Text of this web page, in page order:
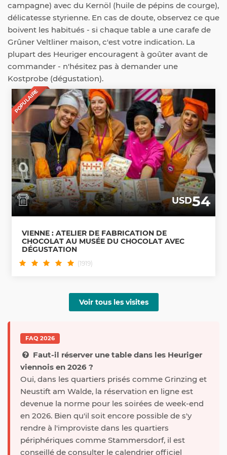
campagne) avec du Kernöl (huile de pépins de courge),
délicatesse styrienne. En cas de doute, observez ce que
boivent les habitués - si chaque table a une carafe de
Grûner Veltliner maison, c'est votre indication. La
plupart des Heuriger encouragent à goûter avant de
commander - n'hésitez pas à demander une
Kostprobe (dégustation).
POPULAIRE
USD54
VIENNE : ATELIER DE FABRICATION DE
CHOCOLAT AU MUSÉE DU CHOCOLAT AVEC
DÉGUSTATION
(1919)
Voir tous les visites
FAQ 2026
Faut-il réserver une table dans les Heuriger
viennois en 2026 ?
Oui, dans les quartiers prisés comme Grinzing et
Neustift am Walde, la réservation en ligne est
devenue la norme pour les soirées de week-end
en 2026. Bien qu'il soit encore possible de s'y
rendre à l'improviste dans les quartiers
périphériques comme Stammersdorf, il est
conseillé de consulter le calendrier officiel